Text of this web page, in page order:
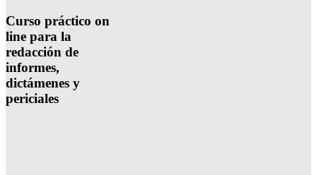
Curso práctico on
line para la
redacción de
informes,
dictámenes y
periciales